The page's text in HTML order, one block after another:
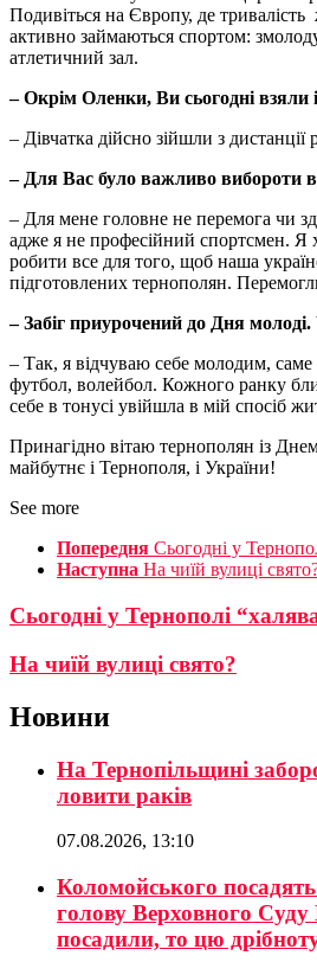
Подивіться на Європу, де тривалість
активно займаються спортом:
атлетичний зал.
– Окрім Оленки, Ви сьогодні взяли
– Дівчатка дійсно зійшли з
– Для Вас було важливо вибороти в
– Для мене головне не перемога чи
адже я не професійний спортсмен. Я
робити все для того, щоб наша
підготовлених тернополян.
– Забіг приурочений до Дня
– Так, я відчуваю себе молодим, саме
футбол, волейбол. Кожного ранку
себе в тонусі увійшла в мій спосіб
Принагідно вітаю тернополян із
майбутнє і Тернополя, і України!
See more
Попередня Сьогодні у
Наступна На чиїй вулиці
Сьогодні у Тернополі
На чиїй вулиці свято?
Новини
На Тернопільщині
ловити раків
07.08.2026, 13:10
Коломойського
голову Верховного Суду
посадили, то цю